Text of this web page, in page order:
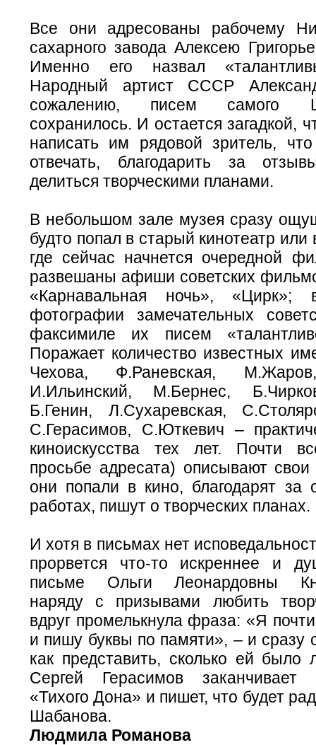
Все они адресованы рабочему
сахарного завода Алексею
Именно его назвал
Народный артист СССР
сожалению, писем самого
сохранилось. И остается загадкой,
написать им рядовой зритель,
отвечать, благодарить за
делиться творческими планами.
В небольшом зале музея сразу
будто попал в старый кинотеатр или
где сейчас начнется очередной
развешаны афиши советских
«Карнавальная ночь»,
фотографии замечательных
факсимиле их писем
Поражает количество известных
Чехова, Ф.Раневская,
И.Ильинский, М.Бернес,
Б.Генин, Л.Сухаревская,
С.Герасимов, С.Юткевич –
киноискусства тех лет. Почти
просьбе адресата) описывают
они попали в кино, благодарят за
работах, пишут о творческих планах.
И хотя в письмах нет
прорвется что-то искреннее и
письме Ольги Леонардовны
наряду с призывами любить
вдруг промелькнула фраза: «Я
и пишу буквы по памяти», – и сразу
как представить, сколько ей было
Сергей Герасимов
«Тихого Дона» и пишет, что будет
Шабанова.
Людмила Романова